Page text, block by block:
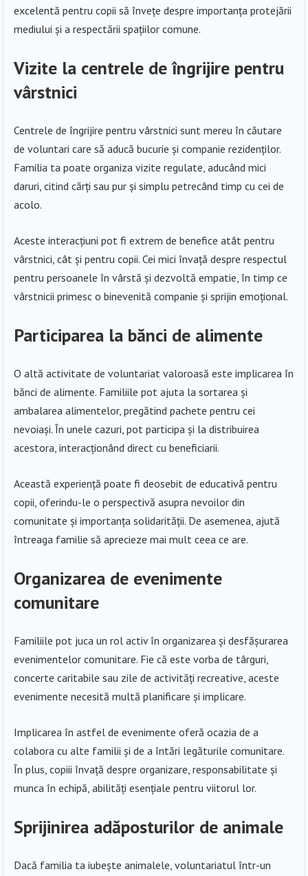
excelentă pentru copii să învețe despre importanța protejării
mediului și a respectării spațiilor comune.
Vizite la centrele de îngrijire pentru
vârstnici
Centrele de îngrijire pentru vârstnici sunt mereu în căutare
de voluntari care să aducă bucurie și companie rezidenților.
Familia ta poate organiza vizite regulate, aducând mici
daruri, citind cărți sau pur și simplu petrecând timp cu cei de
acolo.
Aceste interacțiuni pot fi extrem de benefice atât pentru
vârstnici, cât și pentru copii. Cei mici învață despre respectul
pentru persoanele în vârstă și dezvoltă empatie, în timp ce
vârstnicii primesc o binevenită companie și sprijin emoțional.
Participarea la bănci de alimente
O altă activitate de voluntariat valoroasă este implicarea în
bănci de alimente. Familiile pot ajuta la sortarea și
ambalarea alimentelor, pregătind pachete pentru cei
nevoiași. În unele cazuri, pot participa și la distribuirea
acestora, interacționând direct cu beneficiarii.
Această experiență poate fi deosebit de educativă pentru
copii, oferindu-le o perspectivă asupra nevoilor din
comunitate și importanța solidarității. De asemenea, ajută
întreaga familie să aprecieze mai mult ceea ce are.
Organizarea de evenimente
comunitare
Familiile pot juca un rol activ în organizarea și desfășurarea
evenimentelor comunitare. Fie că este vorba de târguri,
concerte caritabile sau zile de activități recreative, aceste
evenimente necesită multă planificare și implicare.
Implicarea în astfel de evenimente oferă ocazia de a
colabora cu alte familii și de a întări legăturile comunitare.
În plus, copiii învață despre organizare, responsabilitate și
munca în echipă, abilități esențiale pentru viitorul lor.
Sprijinirea adăposturilor de animale
Dacă familia ta iubește animalele, voluntariatul într-un